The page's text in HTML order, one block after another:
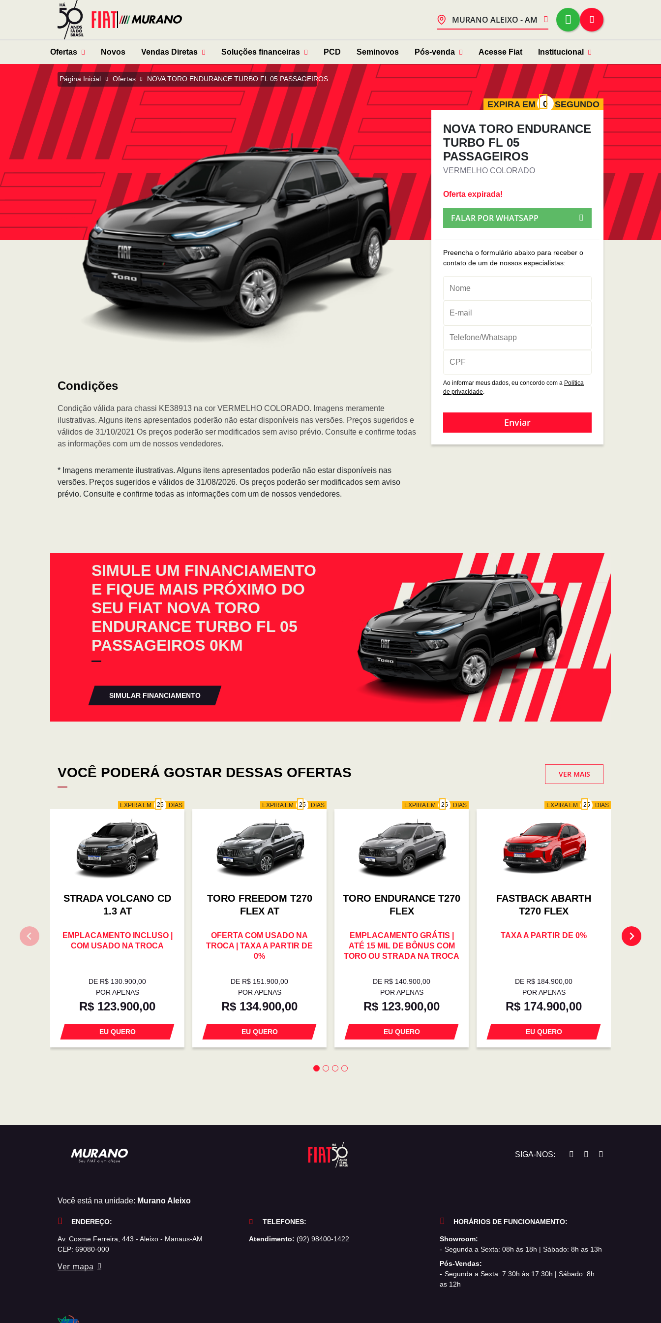
MURANO ALEIXO - AM
Ofertas Novos Vendas Diretas Soluções financeiras PCD Seminovos Pós-venda Acesse Fiat Institucional
Página Inicial Ofertas NOVA TORO ENDURANCE TURBO FL 05 PASSAGEIROS
Condições
Condição válida para chassi KE38913 na cor VERMELHO COLORADO. Imagens meramente
ilustrativas. Alguns itens apresentados poderão não estar disponíveis nas versões. Preços sugeridos e
válidos de 31/10/2021 Os preços poderão ser modificados sem aviso prévio. Consulte e confirme todas
as informações com um de nossos vendedores.
* Imagens meramente ilustrativas. Alguns itens apresentados poderão não estar disponíveis nas
versões. Preços sugeridos e válidos de 31/08/2026. Os preços poderão ser modificados sem aviso
prévio. Consulte e confirme todas as informações com um de nossos vendedores.
EXPIRA EM SEGUNDO
NOVA TORO ENDURANCE
TURBO FL 05
PASSAGEIROS
VERMELHO COLORADO
Oferta expirada!
FALAR POR WHATSAPP
Preencha o formulário abaixo para receber o
contato de um de nossos especialistas:
Ao informar meus dados, eu concordo com a Política
de privacidade.
Enviar
SIMULE UM FINANCIAMENTO
E FIQUE MAIS PRÓXIMO DO
SEU FIAT NOVA TORO
ENDURANCE TURBO FL 05
PASSAGEIROS 0KM
SIMULAR FINANCIAMENTO
VOCÊ PODERÁ GOSTAR DESSAS OFERTAS VER MAIS
EXPIRA EM DIAS
STRADA VOLCANO CD
1.3 AT
EMPLACAMENTO INCLUSO |
COM USADO NA TROCA
DE R$ 130.900,00
POR APENAS
R$ 123.900,00
EU QUERO
EXPIRA EM DIAS
TORO FREEDOM T270
FLEX AT
OFERTA COM USADO NA
TROCA | TAXA A PARTIR DE
0%
DE R$ 151.900,00
POR APENAS
R$ 134.900,00
EU QUERO
EXPIRA EM DIAS
TORO ENDURANCE T270
FLEX
EMPLACAMENTO GRÁTIS |
ATÉ 15 MIL DE BÔNUS COM
TORO OU STRADA NA TROCA
DE R$ 140.900,00
POR APENAS
R$ 123.900,00
EU QUERO
EXPIRA EM DIAS
FASTBACK ABARTH
T270 FLEX
TAXA A PARTIR DE 0%
DE R$ 184.900,00
POR APENAS
R$ 174.900,00
EU QUERO
SIGA-NOS:
Você está na unidade: Murano Aleixo
ENDEREÇO:
Av. Cosme Ferreira, 443 - Aleixo - Manaus-AM
CEP: 69080-000
Ver mapa
TELEFONES:
Atendimento: (92) 98400-1422
HORÁRIOS DE FUNCIONAMENTO:
Showroom:
Segunda a Sexta: 08h às 18h | Sábado: 8h as 13h
Pós-Vendas:
Segunda a Sexta: 7:30h às 17:30h | Sábado: 8h
as 12h